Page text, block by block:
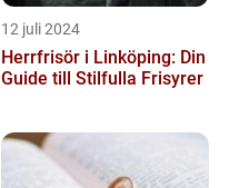
12 juli 2024
Herrfrisör i Linköping: Din
Guide till Stilfulla Frisyrer